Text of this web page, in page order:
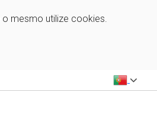
mesmo utilize cookies.